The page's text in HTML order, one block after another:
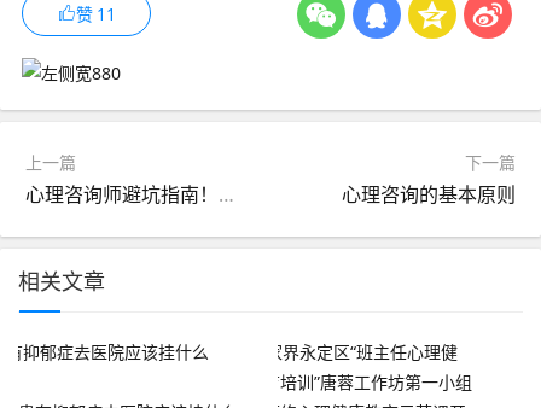
赞 11
上一篇
心理咨询师避坑指南！如何选择最适合的执业平台？
下一篇
心理咨询的基本原则
相关文章